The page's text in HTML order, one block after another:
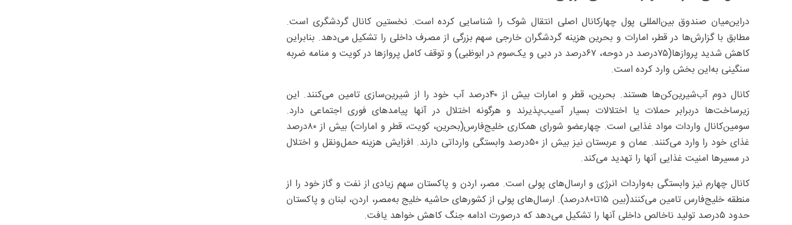
دراین‌میان صندوق بین‌المللی پول چهارکانال اصلی انتقال شوک را شناسایی کرده است. نخستین کانال گردشگری است.
مطابق با گزارش‌ها در قطر، امارات و بحرین هزینه گردشگران خارجی سهم بزرگی از مصرف داخلی را تشکیل می‌دهد. بنابراین
کاهش شدید پروازها(۷۵‌درصد در دوحه، ۶۷‌درصد در دبی و یک‌سوم در ابوظبی) و توقف کامل پروازها در کویت و منامه ضربه
سنگینی به‌این بخش وارد کرده است.
کانال دوم آب‌شیرین‌کن‌ها هستند. بحرین، قطر و امارات بیش از ۴۰‌درصد آب خود را از شیرین‌سازی تامین می‌کنند. این
زیرساخت‌ها دربرابر حملات یا اختلالات بسیار آسیب‌پذیرند و هرگونه اختلال در آنها پیامدهای فوری اجتماعی دارد.
سومین‌کانال واردات مواد غذایی است. چهارعضو شورای همکاری خلیج‌فارس(بحرین، کویت، قطر و امارات) بیش از ۸۰‌درصد
غذای خود را وارد می‌کنند. عمان و عربستان نیز بیش از ۵۰‌درصد وابستگی وارداتی دارند. افزایش هزینه حمل‌ونقل و اختلال
در مسیرها امنیت غذایی آنها را تهدید می‌کند.
کانال چهارم نیز وابستگی به‌واردات انرژی و ارسال‌های پولی است. مصر، اردن و پاکستان سهم زیادی از نفت و گاز خود را از
منطقه خلیج‌فارس تامین می‌کنند(بین ۱۵تا۸۰‌درصد). ارسال‌های پولی از کشورهای حاشیه خلیج به‌مصر، اردن، لبنان و پاکستان
حدود ۵‌درصد تولید ناخالص داخلی آنها را تشکیل می‌دهد که درصورت ادامه جنگ کاهش خواهد یافت.